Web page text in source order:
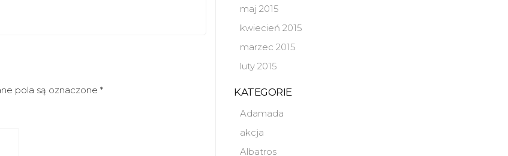
pola są oznaczone *
maj 2015
kwiecień 2015
marzec 2015
luty 2015
KATEGORIE
Adamada
akcja
Albatros